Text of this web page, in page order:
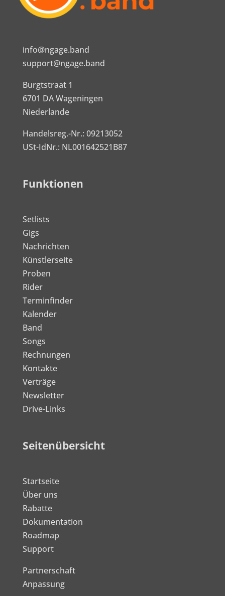
info@ngage.band
support@ngage.band
Burgtstraat 1
6701 DA Wageningen
Niederlande
Handelsreg.-Nr.: 09213052
USt-IdNr.: NL001642521B87
Funktionen
Setlists
Gigs
Nachrichten
Künstlerseite
Proben
Rider
Terminfinder
Kalender
Band
Songs
Rechnungen
Kontakte
Verträge
Newsletter
Drive-Links
Seitenübersicht
Startseite
Über uns
Rabatte
Dokumentation
Roadmap
Support
Partnerschaft
Anpassung